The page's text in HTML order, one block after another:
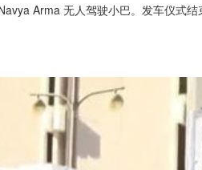
Arma 无人驾驶小巴。发车仪式